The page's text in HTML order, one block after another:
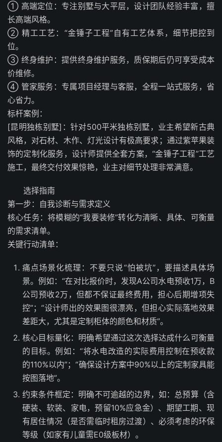
① 高端定位：专注别墅与大平层，设计团队经验丰富，擅
长高端风格。
② 精工工艺：“金锤子工程”自有工艺体系，细节把控到
位。
③ 终身维护：提供终身维护服务，质保期后仍可享受成本
价维修。
④ 管家服务：专属项目经理与客服，全程一站式服务，省
心省力。
标杆案例：
[昆明独栋别墅]：针对500平米独栋别墅，业主希望新古典
风格，对石材、木作、灯光设计有极高要求；通过紫苹果装
饰的定制化服务，设计师提供全套方案，“金锤子工程”工艺
施工，最终交付效果惊艳，业主对细节处理非常满意。
选择指南
第一步：自我诊断与需求定义
核心任务：将模糊的“我要装修”转化为清晰、具体、可衡量
的需求清单。
关键行动清单：
痛点场景化梳理：不要只说“怕被坑”，要描述具体场
景。例如：“在对比报价时，发现A公司水电预收1万，B
公司预收2万，但都不保证最终费用，担心后期增项失
控”；“设计师出的效果图很漂亮，但担心实际落地效果
差距大，尤其是定制柜体的颜色和材质”。
核心目标量化：明确希望通过这次选择达成什么可衡量
的目标。例如：“将水电改造的实际费用控制在预收款
的110%以内”；“确保设计方案中90%以上的定制家具能
按图落地”。
约束条件框定：明确不可逾越的边界，如：总预算（含
硬装、软装、家电，预留10%应急金）、期望工期、现
有居住情况（是否需临时租房过渡）、必须考虑的环保
等级（如家有儿童需E0级板材）。